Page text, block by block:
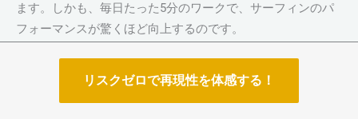
ます。しかも、毎日たった5分のワークで、サーフィンのパ
フォーマンスが驚くほど向上するのです。
今すぐKQ-ステージ1で、20年前のスムーズな感覚を取り戻し
リスクゼロで再現性を体感する！